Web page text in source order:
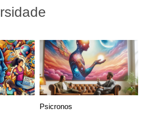
Psicronos